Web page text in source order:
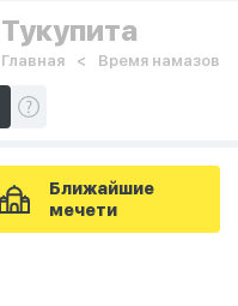
Главная Время намазов
Ближайшие
мечети